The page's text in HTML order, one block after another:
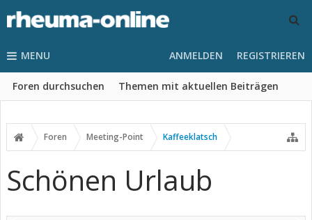
MENU
Foren durchsuchen Themen mit aktuellen Beiträgen
ANMELDEN REGISTRIEREN
Foren Meeting-Point Kaffeeklatsch
Schönen Urlaub